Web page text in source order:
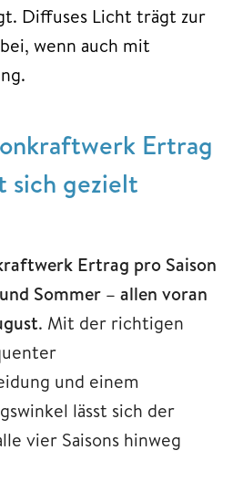
Diffuses Licht trägt zur
wenn auch mit
Ertrag
sich gezielt
Ertrag pro Saison
Sommer – allen voran
. Mit der richtigen
und einem
lässt sich der
vier Saisons hinweg